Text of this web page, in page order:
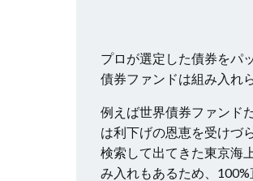
プロが選定した債券をパ
債券ファンドは組み入れ
例えば世界債券ファンド
は利下げの恩恵を受けづ
検索して出てきた東京海
み入れもあるため、